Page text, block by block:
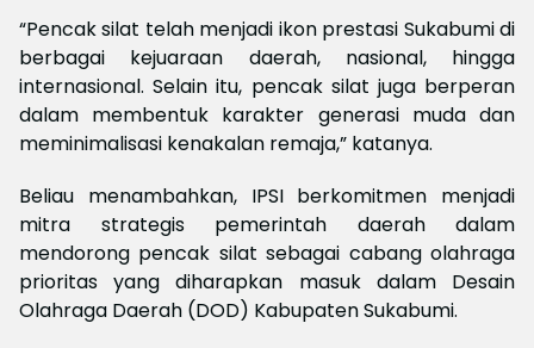
“Pencak silat telah menjadi ikon prestasi Sukabumi di
berbagai kejuaraan daerah, nasional, hingga
internasional. Selain itu, pencak silat juga berperan
dalam membentuk karakter generasi muda dan
meminimalisasi kenakalan remaja,” katanya.
Beliau menambahkan, IPSI berkomitmen menjadi
mitra strategis pemerintah daerah dalam
mendorong pencak silat sebagai cabang olahraga
prioritas yang diharapkan masuk dalam Desain
Olahraga Daerah (DOD) Kabupaten Sukabumi.